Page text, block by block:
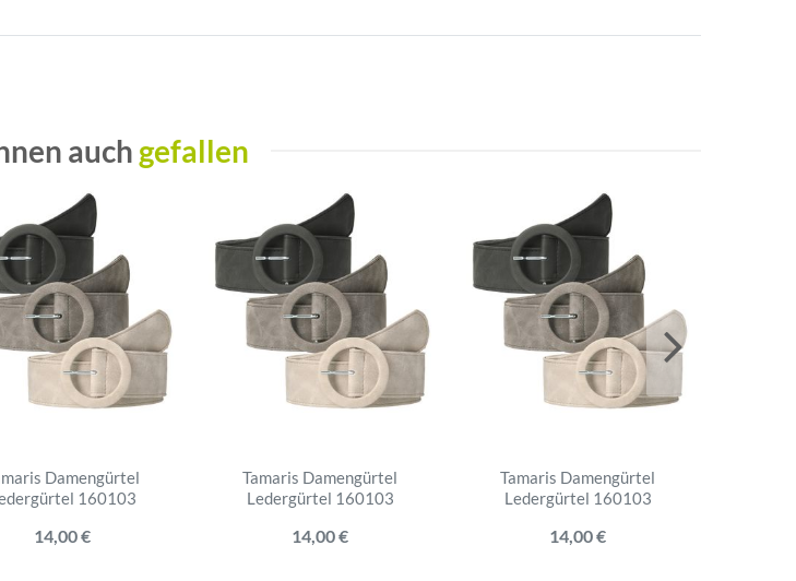
auch gefallen
Damengürtel
160103
14,00 €
Tamaris Damengürtel
Ledergürtel 160103
14,00 €
Tamaris Damengürtel
Ledergürtel 160103
14,00 €